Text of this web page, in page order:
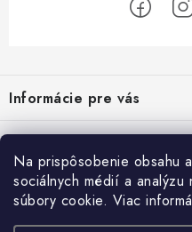
Na prispôsobenie obsahu
sociálnych médií a analýzu
súbory cookie. Viac
p
ä
Informácie pre vás
Obchodné podmienky
Odstúpenie od zmluvy
Reklamačný poriadok
Vyrábame sauny na mieru
Špecialista na vírivky, sauny,
Užitočne informácie
Krištáľovo čistá voda v bazéne